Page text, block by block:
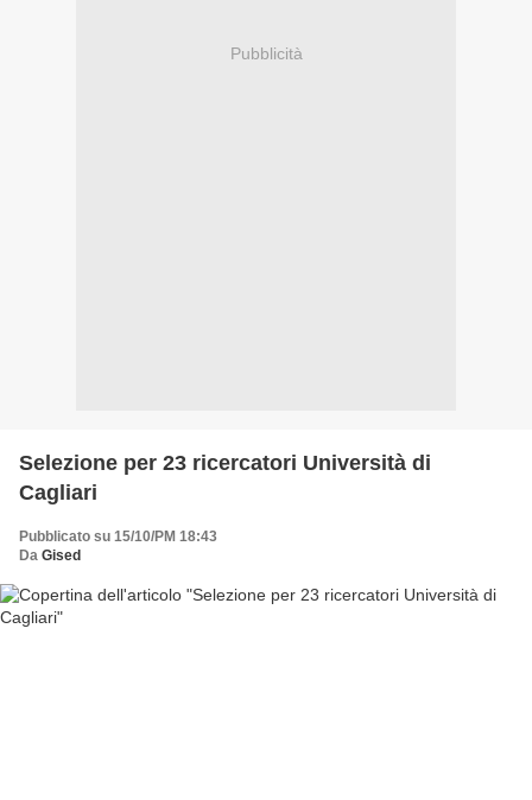
Pubblicità
Selezione per 23 ricercatori Università di
Cagliari
Pubblicato su 15/10/PM 18:43
Da Gised